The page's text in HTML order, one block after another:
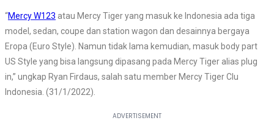
“Mercy W123 atau Mercy Tiger yang masuk ke Indonesia ada tiga
model, sedan, coupe dan station wagon dan desainnya bergaya
Eropa (Euro Style). Namun tidak lama kemudian, masuk body part
US Style yang bisa langsung dipasang pada Mercy Tiger alias plug
in,” ungkap Ryan Firdaus, salah satu member Mercy Tiger Clu
Indonesia. (31/1/2022).